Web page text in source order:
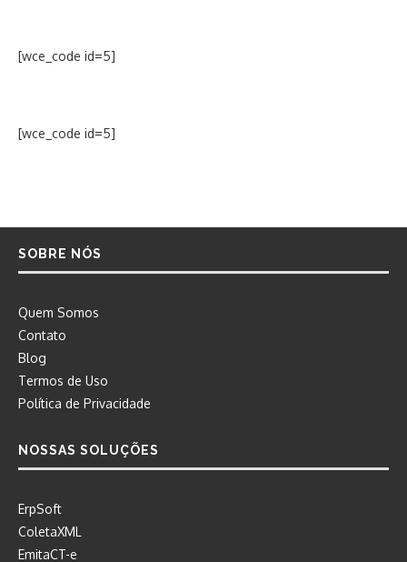
[wce_code id=5]
[wce_code id=5]
SOBRE NÓS
Quem Somos
Contato
Blog
Termos de Uso
Política de Privacidade
NOSSAS SOLUÇÕES
ErpSoft
ColetaXML
EmitaCT-e